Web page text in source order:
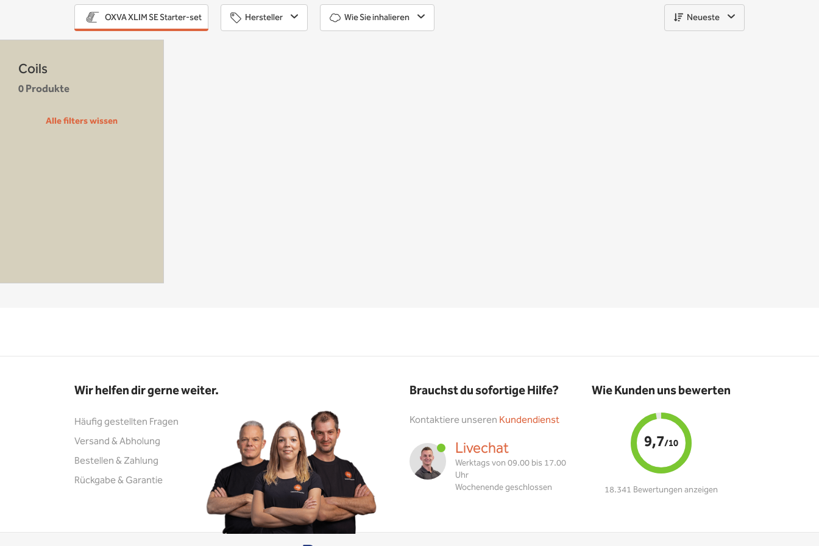
OXVA XLIM SE Starter-set Hersteller Wie Sie inhalieren Neueste
Coils
0 Produkte
Alle filters wissen
Wir helfen dir gerne weiter.
Häufig gestellten Fragen
Versand & Abholung
Bestellen & Zahlung
Rückgabe & Garantie
Brauchst du sofortige Hilfe?
Kontaktiere unseren Kundendienst
Livechat
Werktags von 09.00 bis 17.00
Uhr
Wochenende geschlossen
Wie Kunden uns bewerten
9,7/10
18.341 Bewertungen anzeigen